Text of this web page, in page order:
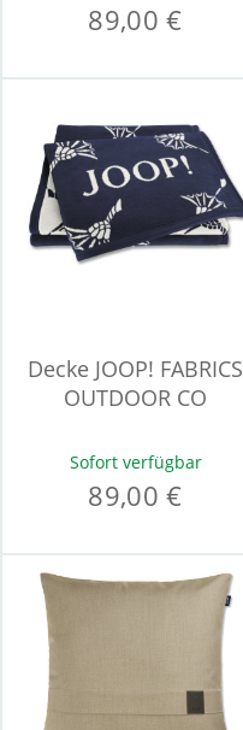
89,00 €
Decke JOOP! FABRICS
OUTDOOR CO
Sofort verfügbar
89,00 €